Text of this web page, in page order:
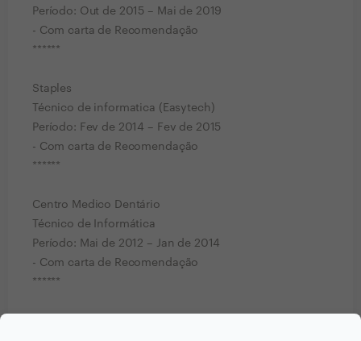
Período: Out de 2015 – Mai de 2019
- Com carta de Recomendação
******
Staples
Técnico de informatica (Easytech)
Período: Fev de 2014 – Fev de 2015
- Com carta de Recomendação
******
Centro Medico Dentário
Técnico de Informática
Período: Mai de 2012 – Jan de 2014
- Com carta de Recomendação
******